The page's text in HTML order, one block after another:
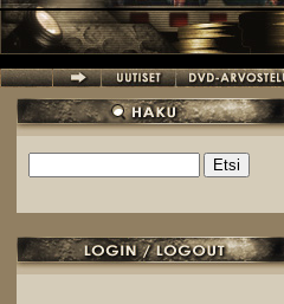
Hakulomake